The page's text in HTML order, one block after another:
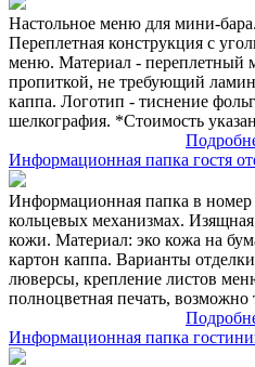
Настольное меню для мини-
Переплетная конструкция с
меню. Материал - переплетный
пропиткой, не требующий
каппа. Логотип - тиснение
шелкография. *Стоимость
Информационная папка гостя
Информационная папка в номер
кольцевых механизмах.
кожи. Материал: эко кожа на
картон каппа. Варианты
люверсы, крепление листов
полноцветная печать, возможно
Информационная папка